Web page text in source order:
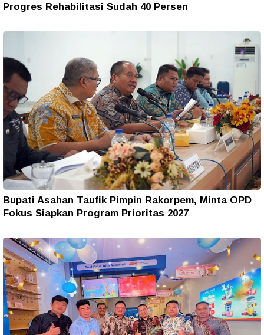
Progres Rehabilitasi Sudah 40 Persen
Bupati Asahan Taufik Pimpin Rakorpem, Minta OPD
Fokus Siapkan Program Prioritas 2027